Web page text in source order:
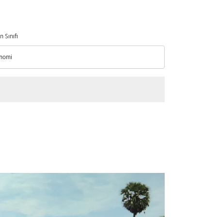
Sınıfı
Sınıfı option Ekonomi Selected